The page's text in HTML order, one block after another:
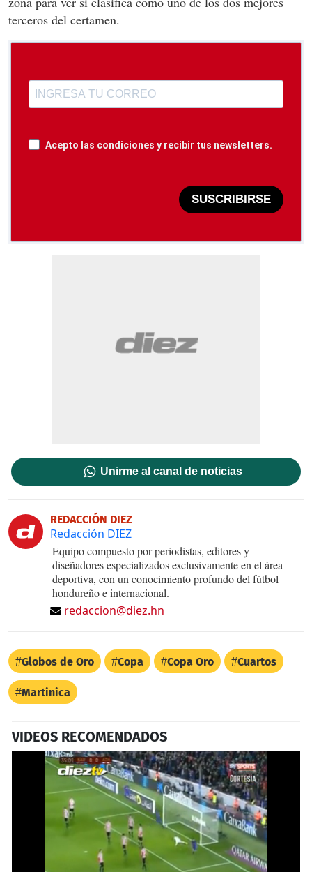
terceros del certamen.
Acepto las condiciones y recibir tus newsletters.
SUSCRIBIRSE
Unirme al canal de noticias
REDACCIÓN DIEZ
Redacción DIEZ
Equipo compuesto por periodistas, editores y
diseñadores especializados exclusivamente en el área
deportiva, con un conocimiento profundo del fútbol
hondureño e internacional.
redaccion@diez.hn
Globos de Oro Copa Copa Oro Cuartos
Martinica
VIDEOS RECOMENDADOS